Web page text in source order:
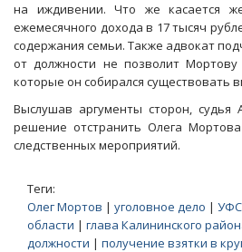
на иждивении. Что же касается
ежемесячного дохода в 17 тысяч
содержания семьи. Также адвокат
от должности не позволит
которые он собирался существовать
Выслушав аргументы сторон, судья
решение отстранить Олега
следственных мероприятий.
Теги:
Олег Мортов | уголовное дело |
области | глава Калининского
должности | получение взятки в